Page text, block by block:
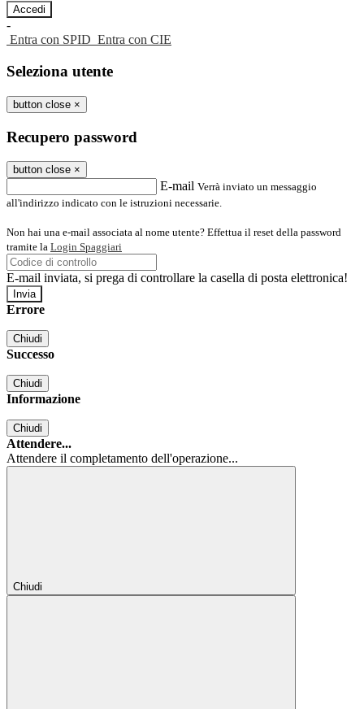
-
Entra con SPID Entra con CIE
Seleziona utente
button close ×
Recupero password
button close ×
E-mail Verrà inviato un messaggio
all'indirizzo indicato con le istruzioni necessarie.
Non hai una e-mail associata al nome utente? Effettua il reset della password
tramite la Login Spaggiari
E-mail inviata, si prega di controllare la casella di posta elettronica!
Errore
Chiudi
Successo
Chiudi
Informazione
Chiudi
Attendere...
Attendere il completamento dell'operazione...
Chiudi